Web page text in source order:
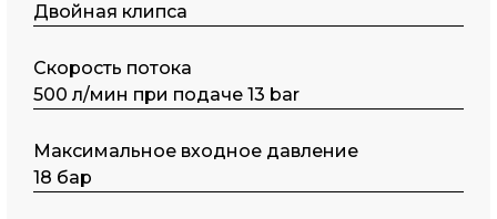
Двойная клипса
Скорость потока
500 л/мин при подаче 13 bar
Максимальное входное давление
18 бар